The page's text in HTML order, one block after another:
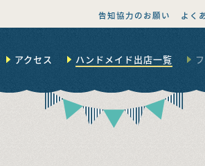
告知協力のお願い よく
アクセス ハンドメイド出店一覧